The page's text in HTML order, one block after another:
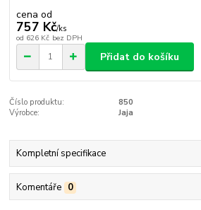
cena od
757 Kč/ks
od 626 Kč bez DPH
Přidat do košíku
Číslo produktu:
850
Výrobce:
Jaja
Kompletní specifikace
Komentáře 0